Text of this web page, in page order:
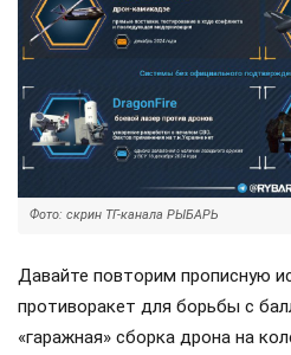
Фото: скрин ТГ-канала РЫБАРЬ
Давайте повторим прописную
противоракет для борьбы с
«гаражная» сборка дрона на